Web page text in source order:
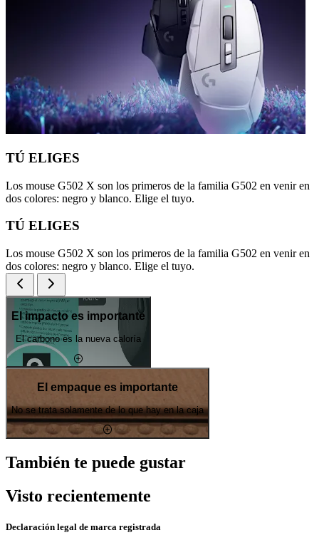
TÚ ELIGES
Los mouse G502 X son los primeros de la familia G502 en venir en
dos colores: negro y blanco. Elige el tuyo.
TÚ ELIGES
Los mouse G502 X son los primeros de la familia G502 en venir en
dos colores: negro y blanco. Elige el tuyo.
El impacto es importante
El carbono es la nueva caloría
El empaque es importante
No se trata solamente de lo que hay en la caja
También te puede gustar
Visto recientemente
Declaración legal de marca registrada